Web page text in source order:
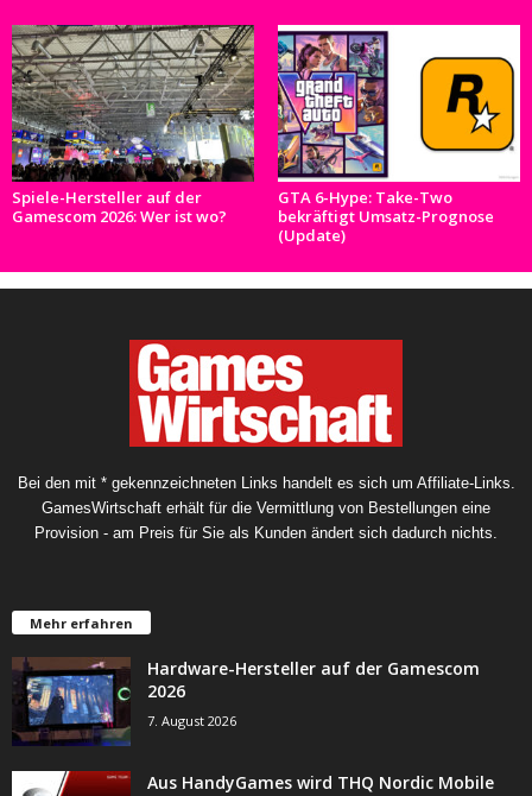
Spiele-Hersteller auf der
Gamescom 2026: Wer ist wo?
GTA 6-Hype: Take-Two
bekräftigt Umsatz-Prognose
(Update)
Bei den mit * gekennzeichneten Links handelt es sich um Affiliate-Links.
GamesWirtschaft erhält für die Vermittlung von Bestellungen eine
Provision - am Preis für Sie als Kunden ändert sich dadurch nichts.
Mehr erfahren
Hardware-Hersteller auf der Gamescom
2026
7. August 2026
Aus HandyGames wird THQ Nordic Mobile